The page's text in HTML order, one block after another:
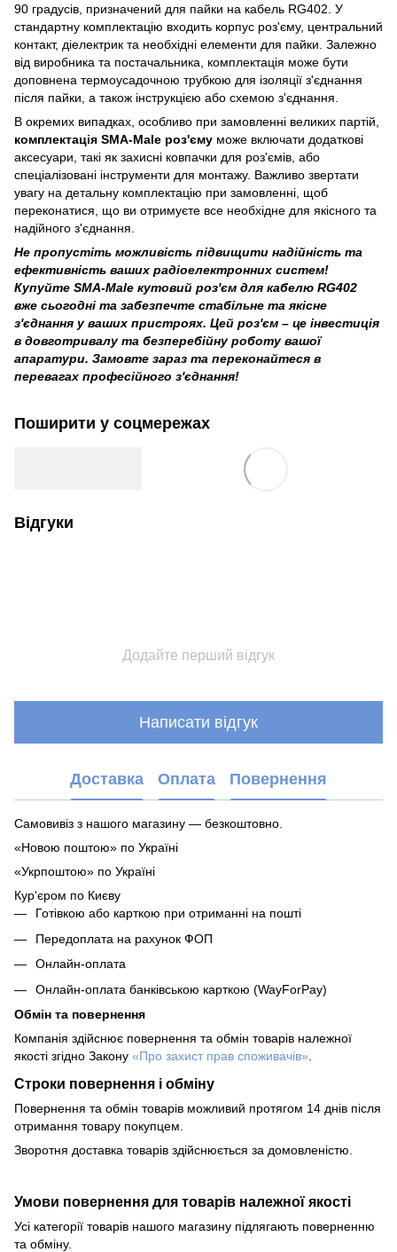
90 градусів, призначений для пайки на кабель RG402. У
стандартну комплектацію входить корпус роз'єму, центральний
контакт, діелектрик та необхідні елементи для пайки. Залежно
від виробника та постачальника, комплектація може бути
доповнена термоусадочною трубкою для ізоляції з'єднання
після пайки, а також інструкцією або схемою з'єднання.
В окремих випадках, особливо при замовленні великих партій,
комплектація SMA-Male роз'єму може включати додаткові
аксесуари, такі як захисні ковпачки для роз'ємів, або
спеціалізовані інструменти для монтажу. Важливо звертати
увагу на детальну комплектацію при замовленні, щоб
переконатися, що ви отримуєте все необхідне для якісного та
надійного з'єднання.
Не пропустіть можливість підвищити надійність та
ефективність ваших радіоелектронних систем!
Купуйте SMA-Male кутовий роз'єм для кабелю RG402
вже сьогодні та забезпечте стабільне та якісне
з'єднання у ваших пристроях. Цей роз'єм – це інвестиція
в довготривалу та безперебійну роботу вашої
апаратури. Замовте зараз та переконайтеся в
перевагах професійного з'єднання!
Поширити у соцмережах
Відгуки
Додайте перший відгук
Написати відгук
Доставка Оплата Повернення
Самовивіз з нашого магазину — безкоштовно.
«Новою поштою» по Україні
«Укрпоштою» по Україні
Кур'єром по Києву
Готівкою або карткою при отриманні на пошті
Передоплата на рахунок ФОП
Онлайн-оплата
Онлайн-оплата банківською карткою (WayForPay)
Обмін та повернення
Компанія здійснює повернення та обмін товарів належної
якості згідно Закону «Про захист прав споживачів»
Строки повернення і обміну
Повернення та обмін товарів можливий протягом 14 днів після
отримання товару покупцем.
Зворотня доставка товарів здійснюється за домовленістю.
Умови повернення для товарів належної якості
Усі категорії товарів нашого магазину підлягають поверненню
та обміну.